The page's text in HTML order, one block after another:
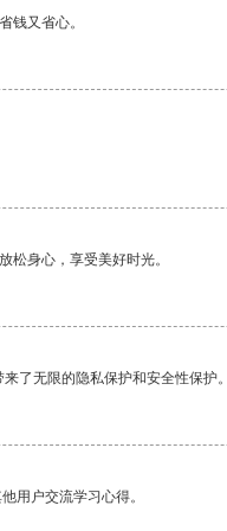
钱又省心。
松身心，享受美好时光。
了无限的隐私保护和安全性保护
用户交流学习心得。